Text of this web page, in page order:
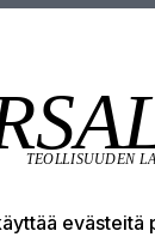
evästeitä